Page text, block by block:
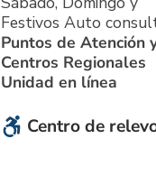
Festivos Auto
Puntos de Atención
Centros Regionales
Unidad en línea
Centro de